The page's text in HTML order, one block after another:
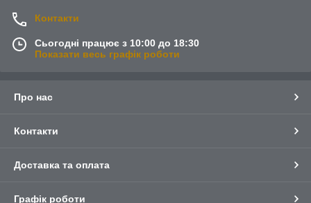
Контакти
Сьогодні працює з 10:00 до 18:30
Показати весь графік роботи
Про нас
Контакти
Доставка та оплата
Графік роботи